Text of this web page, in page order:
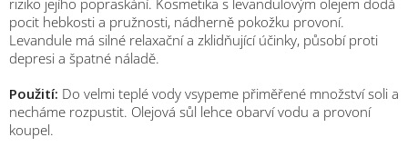
pocit hebkosti a pružnosti, nádherně pokožku provoní.
Levandule má silné relaxační a zklidňující účinky, působí proti
depresi a špatné náladě.
Použití: Do velmi teplé vody vsypeme přiměřené množství soli a
necháme rozpustit. Olejová sůl lehce obarví vodu a provoní
koupel.